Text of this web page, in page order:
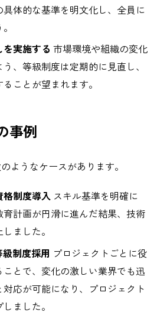
具体的な基準を明文化し、全員に
実施する 市場環境や組織の変化
、等級制度は定期的に見直し、
ことが望まれます。
事例
ようなケースがあります。
格制度導入 スキル基準を明確に
育計画が円滑に進んだ結果、技術
ました。
制度採用 プロジェクトごとに役
ことで、変化の激しい業界でも迅
応が可能になり、プロジェクト
ました。